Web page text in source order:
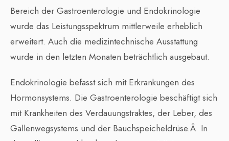
Bereich der Gastroenterologie und Endokrinologie
wurde das Leistungsspektrum mittlerweile erheblich
erweitert. Auch die medizintechnische Ausstattung
wurde in den letzten Monaten beträchtlich ausgebaut.
Endokrinologie befasst sich mit Erkrankungen des
Hormonsystems. Die Gastroenterologie beschäftigt sich
mit Krankheiten des Verdauungstraktes, der Leber, des
Gallenwegsystems und der Bauchspeicheldrüse.Â In